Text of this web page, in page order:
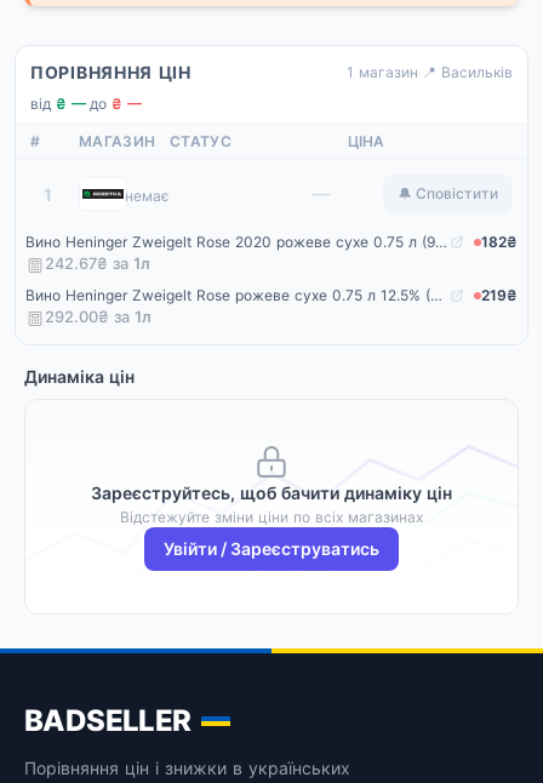
ПОРІВНЯННЯ ЦІН 1 магазин· 📍 Васильків
від ₴ —·до ₴ —
# МАГАЗИН СТАТУС ЦІНА
1 Rozetka
немає — 🔔 Сповістити
Вино Heninger Zweigelt Rose 2020 рожеве сухе 0.75 л (9120057690779)
182₴
242.67₴ за 1л
Вино Heninger Zweigelt Rose рожеве сухе 0.75 л 12.5% (9120057690779A)
219₴
292.00₴ за 1л
Динаміка цін
Зареєструйтесь, щоб бачити динаміку цін
Відстежуйте зміни ціни по всіх магазинах
Увійти / Зареєструватись
BADSELLER
Порівняння цін і знижки в українських